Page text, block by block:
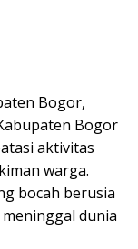
Bogor,
Bogor
aktivitas
warga.
bocah berusia
dunia